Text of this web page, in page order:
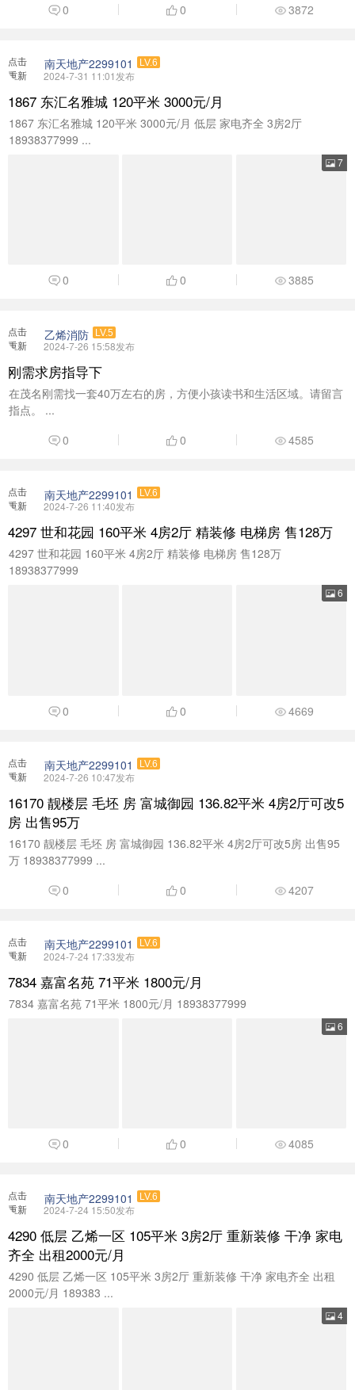
0 0 3872
点击
重新
南天地产2299101 LV.6
2024-7-31 11:01发布
1867 东汇名雅城 120平米 3000元/月
1867 东汇名雅城 120平米 3000元/月 低层 家电齐全 3房2厅
18938377999 ...
7
0 0 3885
点击
重新
乙烯消防 LV.5
2024-7-26 15:58发布
刚需求房指导下
在茂名刚需找一套40万左右的房，方便小孩读书和生活区域。请留言
指点。 ...
0
0 4585
点击
重新
南天地产2299101 LV.6
2024-7-26 11:40发布
4297 世和花园 160平米 4房2厅 精装修 电梯房 售128万
4297 世和花园 160平米 4房2厅 精装修 电梯房 售128万
18938377999
6
0 0 4669
点击
重新
南天地产2299101 LV.6
2024-7-26 10:47发布
16170 靓楼层 毛坯 房 富城御园 136.82平米 4房2厅可改5
房 出售95万
16170 靓楼层 毛坯 房 富城御园 136.82平米 4房2厅可改5房 出售95
万 18938377999 ...
0
0 4207
点击
重新
南天地产2299101 LV.6
2024-7-24 17:33发布
7834 嘉富名苑 71平米 1800元/月
7834 嘉富名苑 71平米 1800元/月 18938377999
6
0 0 4085
点击
重新
南天地产2299101 LV.6
2024-7-24 15:50发布
4290 低层 乙烯一区 105平米 3房2厅 重新装修 干净 家电
齐全 出租2000元/月
4290 低层 乙烯一区 105平米 3房2厅 重新装修 干净 家电齐全 出租
2000元/月 189383 ...
4